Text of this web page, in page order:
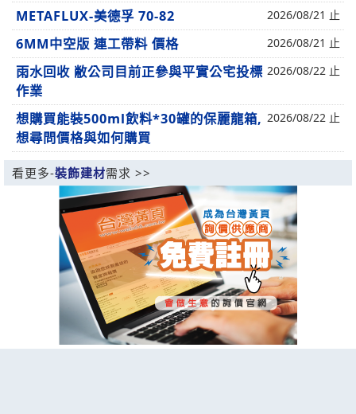
METAFLUX-美德孚 70-82 2026/08/21 止
6MM中空版 連工帶料 價格 2026/08/21 止
雨水回收 敝公司目前正參與平實公宅投標
作業
2026/08/22 止
想購買能裝500ml飲料*30罐的保麗龍箱,
想尋問價格與如何購買
2026/08/22 止
看更多-裝飾建材需求 >>